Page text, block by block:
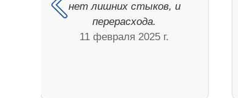
нет лишних стыков, и
перерасхода.
11 февраля 2025 г.